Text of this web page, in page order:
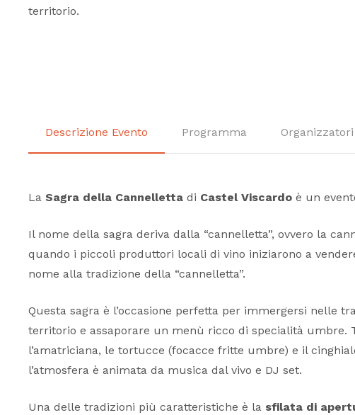
territorio.
Descrizione Evento Programma Organizzatori
La Sagra della Cannelletta di Castel Viscardo è un
Il nome della sagra deriva dalla “cannelletta”, ovvero la
quando i piccoli produttori locali di vino iniziarono a
nome alla tradizione della “cannelletta”.
Questa sagra è l’occasione perfetta per immergersi nelle
territorio e assaporare un menù ricco di specialità umbre.
l’amatriciana, le tortucce (focacce fritte umbre) e il
l’atmosfera è animata da musica dal vivo e DJ set.
Una delle tradizioni più caratteristiche è la sfilata di